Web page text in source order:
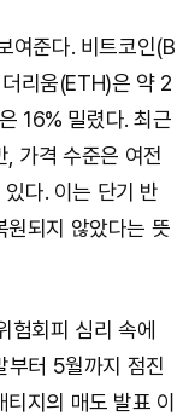
여준다. 비트코인(B
리움(ETH)은 약 2
16% 밀렸다. 최근
, 가격 수준은 여전
다. 이는 단기 반
원되지 않았다는 뜻
험회피 심리 속에
부터 5월까지 점진
지의 매도 발표 이